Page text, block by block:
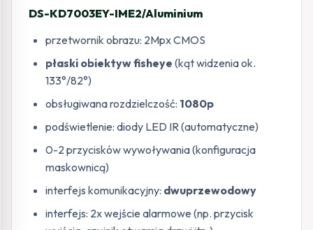
DS-KD7003EY-IME2/Aluminium
przetwornik obrazu: 2Mpx CMOS
płaski obiektyw fisheye (kąt widzenia ok.
133°/82°)
obsługiwana rozdzielczość: 1080p
podświetlenie: diody LED IR (automatyczne)
0-2 przycisków wywoływania (konfiguracja
maskownicą)
interfejs komunikacyjny: dwuprzewodowy
interfejs: 2x wejście alarmowe (np. przycisk